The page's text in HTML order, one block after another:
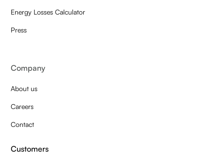
Energy Losses Calculator
Press
Company
About us
Careers
Contact
Customers